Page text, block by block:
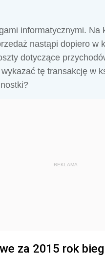
informatycznymi.
nastąpi dopiero w
dotyczące
tę transakcję w
REKLAMA
za 2015 rok